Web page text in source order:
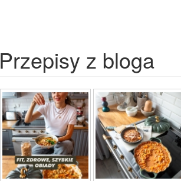
Przepisy z bloga